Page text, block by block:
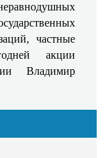
частные
акции
Владимир